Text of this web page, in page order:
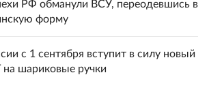
РФ обманули ВСУ, переодевшись в
форму
с 1 сентября вступит в силу новый
шариковые ручки